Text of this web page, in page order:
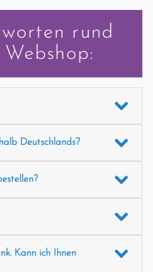
rund
Deutschlands?
Kann ich Ihnen